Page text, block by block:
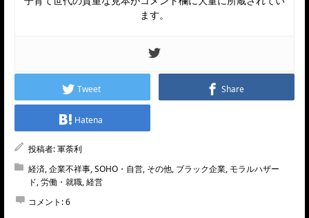
ます。
Tweet Share
Hatena
投稿者:軍荼利
経済,企業不祥事,SOHO・自営, その他, ブラック企業, モラルハザー
ド,労働・就職,経営
コメント:6